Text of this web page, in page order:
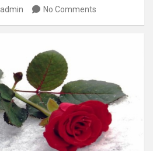
admin No Comments